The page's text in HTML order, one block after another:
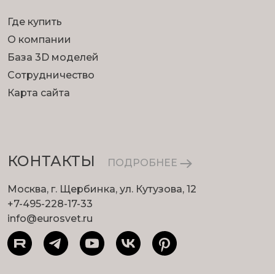
Где купить
О компании
База 3D моделей
Сотрудничество
Карта сайта
КОНТАКТЫ ПОДРОБНЕЕ
Москва, г. Щербинка, ул. Кутузова, 12
+7-495-228-17-33
info@eurosvet.ru